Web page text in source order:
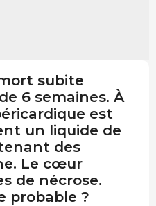
subite
6 semaines. À
est
un liquide de
des
Le cœur
de nécrose.
probable ?